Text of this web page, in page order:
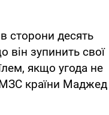
сторони десять
він зупинить свої
якщо угода не
МЗС країни Маджед